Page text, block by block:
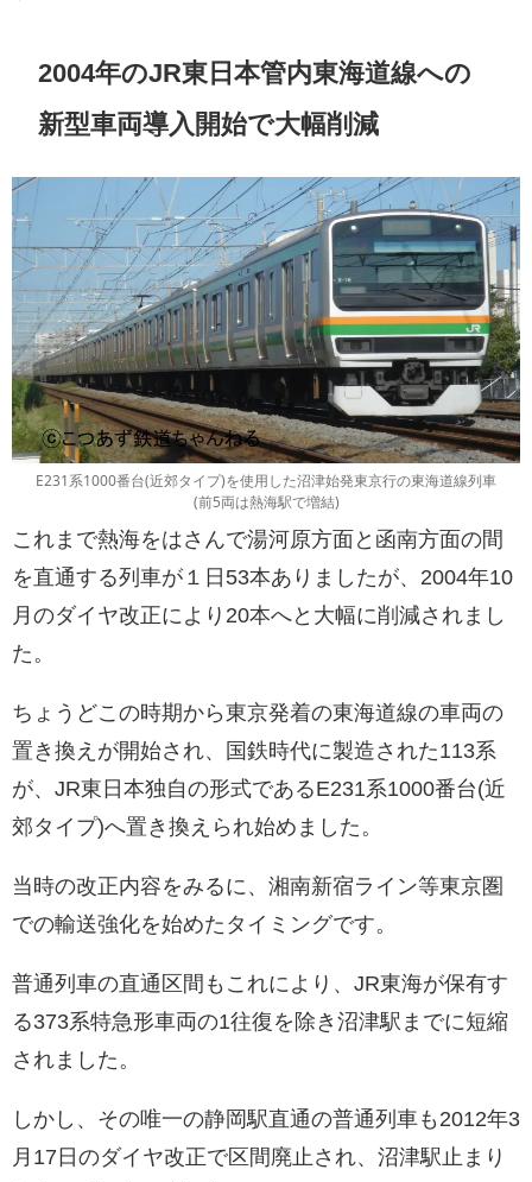
2004年のJR東日本管内東海道線への
新型車両導入開始で大幅削減
E231系1000番台(近郊タイプ)を使用した沼津始発東京行の東海道線列車
(前5両は熱海駅で増結)
これまで熱海をはさんで湯河原方面と函南方面の間
を直通する列車が１日53本ありましたが、2004年10
月のダイヤ改正により20本へと大幅に削減されまし
た。
ちょうどこの時期から東京発着の東海道線の車両の
置き換えが開始され、国鉄時代に製造された113系
が、JR東日本独自の形式であるE231系1000番台(近
郊タイプ)へ置き換えられ始めました。
当時の改正内容をみるに、湘南新宿ライン等東京圏
での輸送強化を始めたタイミングです。
普通列車の直通区間もこれにより、JR東海が保有す
る373系特急形車両の1往復を除き沼津駅までに短縮
されました。
しかし、その唯一の静岡駅直通の普通列車も2012年3
月17日のダイヤ改正で区間廃止され、沼津駅止まり